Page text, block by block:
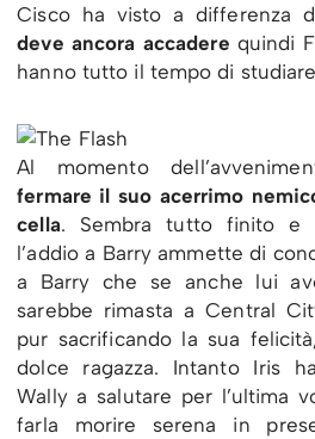
Cisco ha visto a differenza
deve ancora accadere quindi
hanno tutto il tempo di
Al momento
fermare il suo acerrimo
cella. Sembra tutto finito e
l’addio a Barry ammette di
a Barry che se anche lui
sarebbe rimasta a Central
pur sacrificando la sua
dolce ragazza. Intanto Iris
Wally a salutare per l’ultima
farla morire serena in